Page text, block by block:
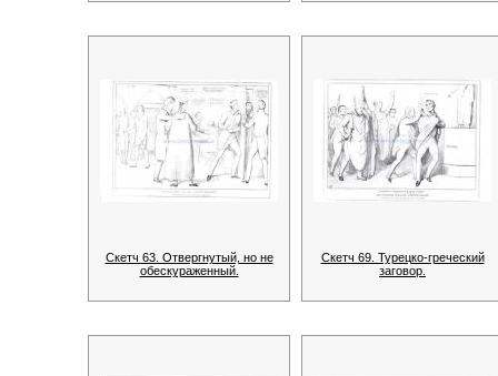
Скетч 63. Отвергнутый, но не
обескураженный.
Скетч 69. Турецко-греческий
заговор.